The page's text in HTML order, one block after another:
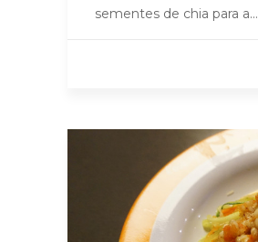
sementes de chia para a…